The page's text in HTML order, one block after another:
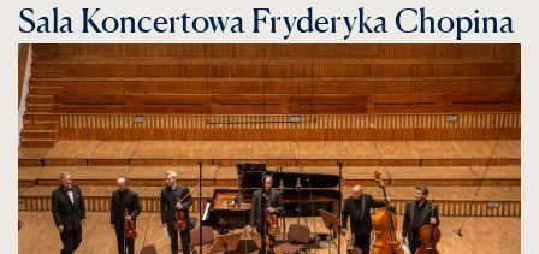
Sala Koncertowa Fryderyka Chopina